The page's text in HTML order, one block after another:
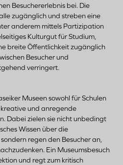
Besuchererlebnis bei. Die
zugänglich und streben eine
anderem mittels Partizipation
Kulturgut für Studium,
breite Öffentlichkeit zugänglich
Besucher und
verringert.
Museen sowohl für Schulen
und anregende
Dabei zielen sie nicht unbedingt
Wissen über die
regen den Besucher an,
Ein Museumsbesuch
und regt zum kritisch